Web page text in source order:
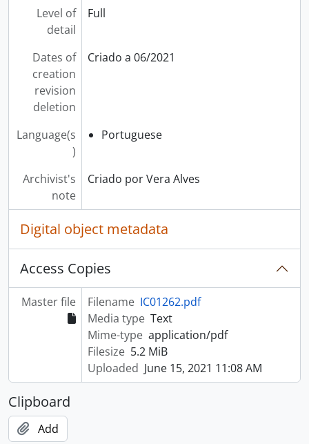
Level of
detail
Full
Dates of
creation
revision
deletion
Criado a 06/2021
Language(s
)
Portuguese
Archivist's
note
Criado por Vera Alves
Digital object metadata
Access Copies
Master file Filename IC01262.pdf
Media type Text
Mime-type application/pdf
Filesize 5.2 MiB
Uploaded June 15, 2021 11:08 AM
Clipboard
Add